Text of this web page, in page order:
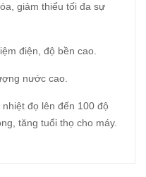
giảm thiểu tối đa sự
điện, độ bền cao.
nước cao.
đọ lên đến 100 độ
tăng tuổi thọ cho máy.